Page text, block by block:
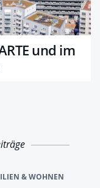
und im
& WOHNEN